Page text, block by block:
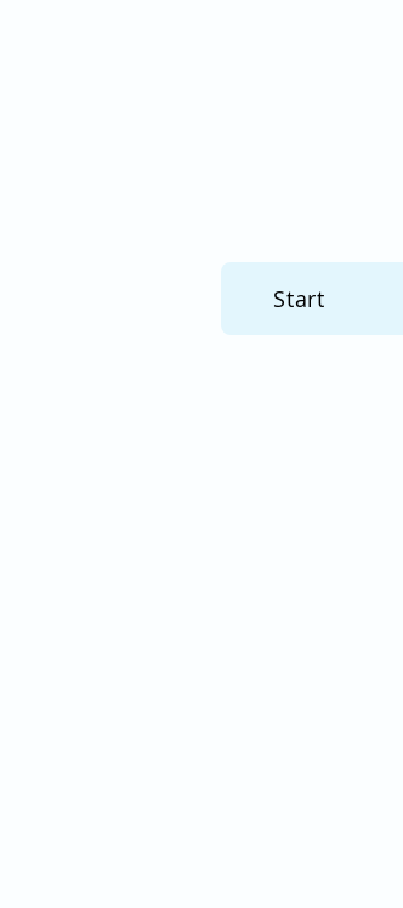
Start